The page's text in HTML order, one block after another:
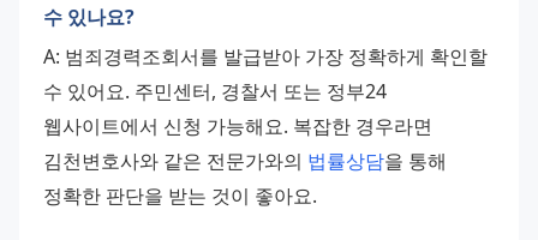
수 있나요?
A: 범죄경력조회서를 발급받아 가장 정확하게 확인할
수 있어요. 주민센터, 경찰서 또는 정부24
웹사이트에서 신청 가능해요. 복잡한 경우라면
김천변호사와 같은 전문가와의 법률상담을 통해
정확한 판단을 받는 것이 좋아요.